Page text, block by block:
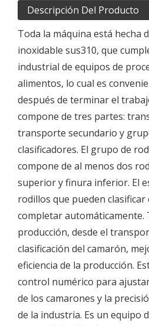
Descripción Del Producto
Toda la máquina está hecha
inoxidable sus310, que
industrial de equipos de
alimentos, lo cual es
después de terminar el
compone de tres partes:
transporte secundario y
clasificadores. El grupo de
compone de al menos dos
superior y finura inferior. El
rodillos que pueden clasificar
completar automáticamente.
producción, desde el
clasificación del camarón,
eficiencia de la producción.
control numérico para
de los camarones y la
de la industria. Es un equipo